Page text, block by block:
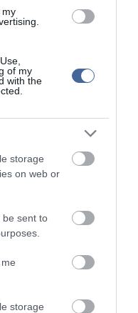
my
of my
with the
storage
on web or
be sent to
storage
az első
elleni harcra.
az elszakadt
után
a Legfelsőbb Bíróság
még magasabb vámot